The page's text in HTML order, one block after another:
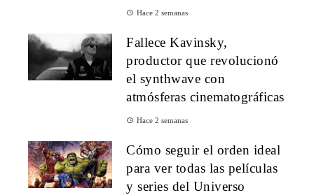
Hace 2 semanas
Fallece Kavinsky,
productor que revolucionó
el synthwave con
atmósferas cinematográficas
Hace 2 semanas
Cómo seguir el orden ideal
para ver todas las películas
y series del Universo